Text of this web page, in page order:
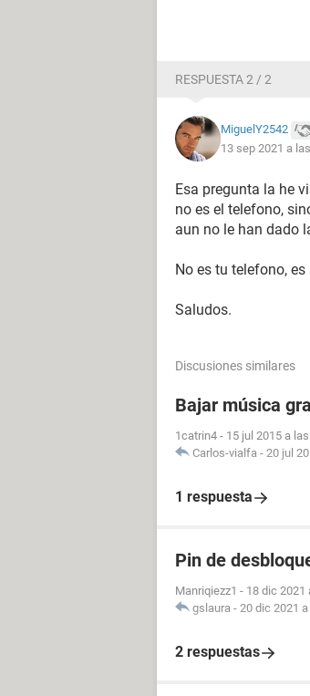
RESPUESTA 2 / 2
MiguelY2542
13 sep 2021 a
Esa pregunta la he
no es el telefono,
aun no le han dado
No es tu telefono,
Saludos.
Discusiones similares
Bajar música
1catrin4 - 15 jul 2015 a
Carlos-vialfa - 20 jul
1 respuesta
Pin de
Manriqiezz1 - 18 dic 2021
gslaura - 20 dic 2021
2 respuestas